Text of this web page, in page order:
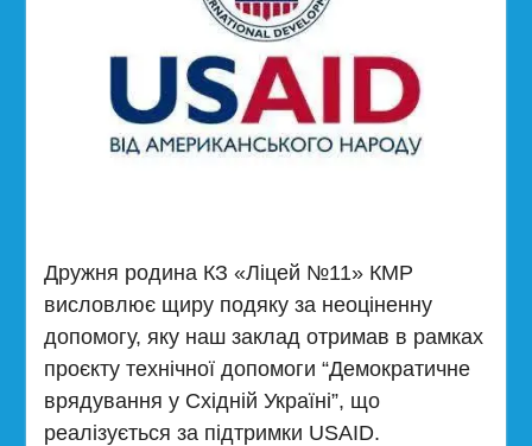
Дружня родина КЗ «Ліцей №11» КМР
висловлює щиру подяку за неоціненну
допомогу, яку наш заклад отримав в рамках
проєкту технічної допомоги “Демократичне
врядування у Східній Україні”, що
реалізується за підтримки USAID.